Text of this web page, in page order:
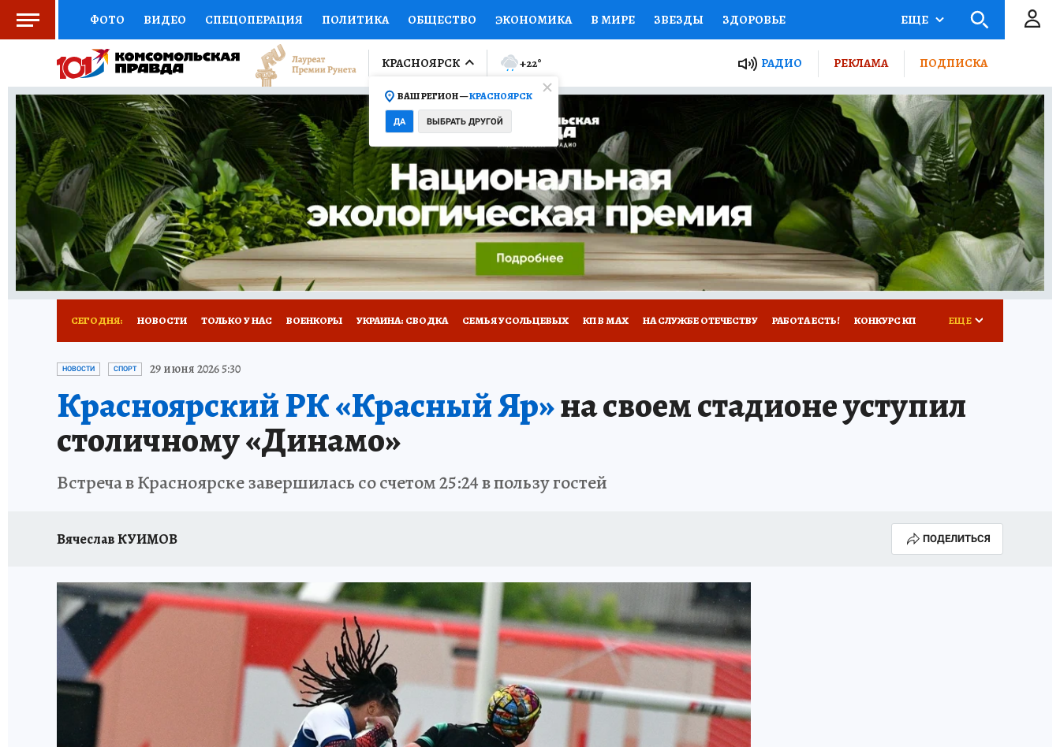
ФОТО ВИДЕО СПЕЦОПЕРАЦИЯ ПОЛИТИКА ОБЩЕСТВО ЭКОНОМИКА В МИРЕ ЗВЕЗДЫ ЗДОРОВЬЕ
СОЦПОДДЕРЖКА НАУКА СПОРТ КОЛУМНИСТЫ ПРОИСШЕСТВИЯ НАЦИОНАЛЬНЫЕ ПРОЕКТЫ РОССИИ
ВЫБОР ЭКСПЕРТОВ ДОКТОР ФИНАНСЫ ОТКРЫВАЕМ МИР Я ЗНАЮ СЕМЬЯ ЖЕНСКИЕ СЕКРЕТЫ ПУТЕВОДИТЕЛЬ
КНИЖНАЯ ПОЛКА ПРОГНОЗЫ НА СПОРТ ПРОМОКОДЫ СЕРИАЛЫ СПЕЦПРОЕКТЫ ДЕФИЦИТ ЖЕЛЕЗА ТУРИЗМ
ПРЕСС-ЦЕНТР НЕДВИЖИМОСТЬ ТЕЛЕВИЗОР КОЛЛЕКЦИИ КОНКУРСЫ РАБОТА У НАС ГИД ПОТРЕБИТЕЛЯ ВСЕ О КП
РАДИО КП РЕКЛАМА ТЕСТЫ НОВОЕ НА САЙТЕ
ЕЩЕ
КРАСНОЯРСК
ВАШ РЕГИОН —КРАСНОЯРСК
ДА ВЫБРАТЬ ДРУГОЙ
+22° РАДИО РЕКЛАМА ПОДПИСКА
СЕГОДНЯ: НОВОСТИ ТОЛЬКО У НАС ВОЕНКОРЫ УКРАИНА: СВОДКА СЕМЬЯ УСОЛЬЦЕВЫХ КП В МАХ НА СЛУЖБЕ ОТЕЧЕСТВУ РАБОТА ЕСТЬ! КОНКУРС КП
ОТДЫХ В РОССИИ
ЕЩЕ
НОВОСТИ СПОРТ 29 июня 2026 5:30
Красноярский РК «Красный Яр»на своем стадионе уступил
столичному «Динамо»
Встреча в Красноярске завершилась со счетом 25:24 в пользу гостей
Вячеслав КУИМОВ ПОДЕЛИТЬСЯ